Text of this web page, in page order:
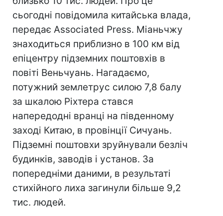
сьогодні повідомила китайська влада,
передає Associated Press. Міаньчжу
знаходиться приблизно в 100 км від
епіцентру підземних поштовхів в
повіті Веньчуань. Нагадаємо,
потужний землетрус силою 7,8 балу
за шкалою Ріхтера стався
напередодні вранці на південному
заході Китаю, в провінції Сичуань.
Підземні поштовхи зруйнували безліч
будинків, заводів і установ. За
попередніми даними, в результаті
стихійного лиха загинули більше 9,2
тис. людей.